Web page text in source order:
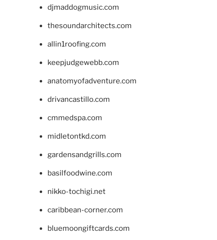
djmaddogmusic.com
thesoundarchitects.com
allin1roofing.com
keepjudgewebb.com
anatomyofadventure.com
drivancastillo.com
cmmedspa.com
midletontkd.com
gardensandgrills.com
basilfoodwine.com
nikko-tochigi.net
caribbean-corner.com
bluemoongiftcards.com